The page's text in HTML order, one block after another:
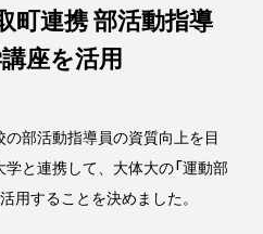
町連携 部活動指導
座を活用
部活動指導員の資質向上を目
と連携して、大体大の「運動部
用することを決めました。